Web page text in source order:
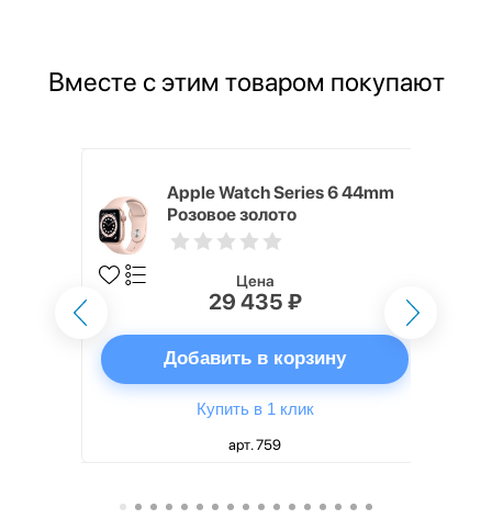
Вместе с этим товаром покупают
Apple Watch Series 6 44mm
Розовое золото
Цена
29 435 ₽
Добавить в корзину
Купить в 1 клик
арт. 759